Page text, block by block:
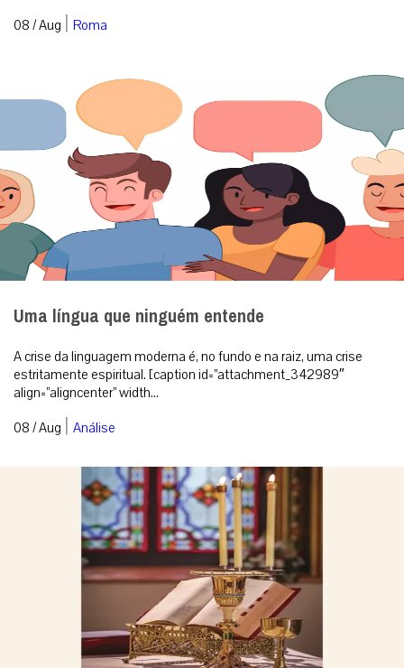
08 / Aug | Roma
Uma língua que ninguém entende
A crise da linguagem moderna é, no fundo e na raiz, uma crise
estritamente espiritual. [caption id=”attachment_342989″
align=”aligncenter” width...
08 / Aug | Análise